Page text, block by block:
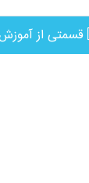
قسمتی از